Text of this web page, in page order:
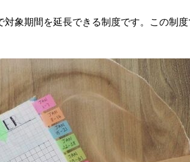
象期間を延長できる制度です。この制